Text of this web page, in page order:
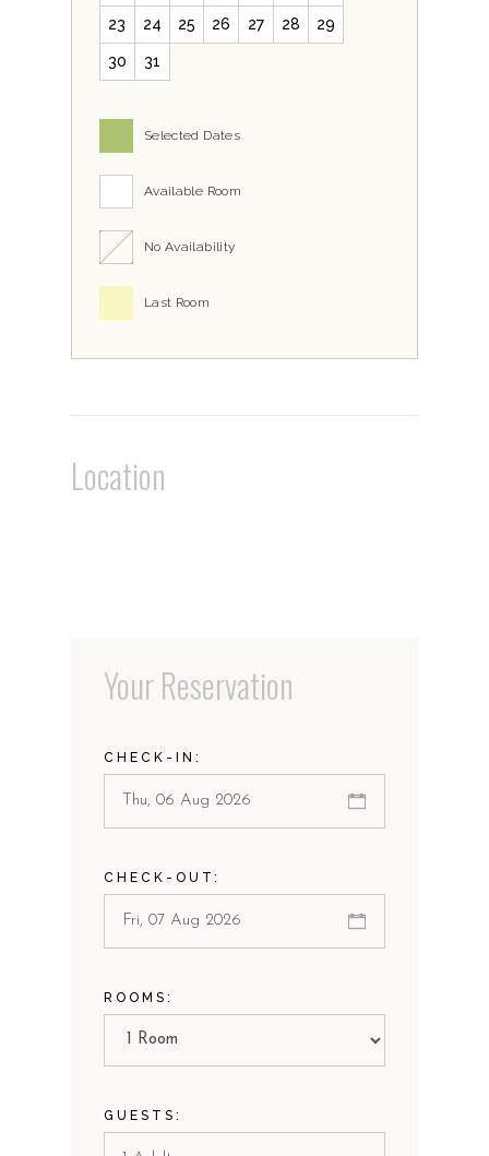
23 24 25 26 27 28 29
30 31
Selected Dates
Available Room
No Availability
Last Room
Location
Your Reservation
CHECK-IN:
CHECK-OUT:
ROOMS:
GUESTS: